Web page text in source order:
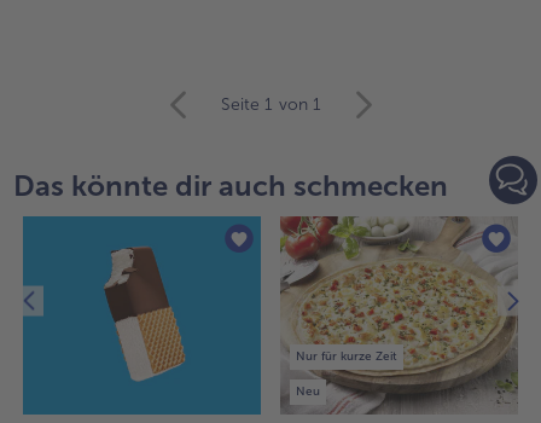
Übersicht.
Es
18
Artikel
Seite 1 von 1
Das könnte dir auch schmecken
Nur für kurze Zeit
Neu